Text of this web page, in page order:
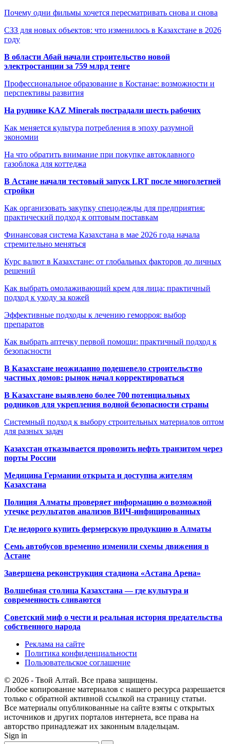
Почему одни фильмы хочется пересматривать снова и снова
СЗЗ для новых объектов: что изменилось в Казахстане в 2026
году
В области Абай начали строительство новой
электростанции за 759 млрд тенге
Профессиональное образование в Костанае: возможности и
перспективы развития
На руднике KAZ Minerals пострадали шесть рабочих
Как меняется культура потребления в эпоху разумной
экономии
На что обратить внимание при покупке автоклавного
газоблока для коттеджа
В Астане начали тестовый запуск LRT после многолетней
стройки
Как организовать закупку спецодежды для предприятия:
практический подход к оптовым поставкам
Финансовая система Казахстана в мае 2026 года начала
стремительно меняться
Курс валют в Казахстане: от глобальных факторов до личных
решений
Как выбрать омолаживающий крем для лица: практичный
подход к уходу за кожей
Эффективные подходы к лечению геморроя: выбор
препаратов
Как выбрать аптечку первой помощи: практичный подход к
безопасности
В Казахстане неожиданно подешевело строительство
частных домов: рынок начал корректироваться
В Казахстане выявлено более 700 потенциальных
родников для укрепления водной безопасности страны
Системный подход к выбору строительных материалов оптом
для разных задач
Казахстан отказывается провозить нефть транзитом через
порты России
Медицина Германии открыта и доступна жителям
Казахстана
Полиция Алматы проверяет информацию о возможной
утечке результатов анализов ВИЧ-инфицированных
Где недорого купить фермерскую продукцию в Алматы
Семь автобусов временно изменили схемы движения в
Астане
Завершена реконструкция стадиона «Астана Арена»
Волшебная столица Казахстана — где культура и
современность сливаются
Советский миф о чести и реальная история предательства
собственного народа
Реклама на сайте
Политика конфиденциальности
Пользовательское соглашение
© 2026 - Твой Алтай. Все права защищены.
Любое копирование материалов с нашего ресурса разрешается
только с обратной активной ссылкой на страницу статьи.
Все материалы опубликованные на сайте взяты с открытых
источников и других порталов интернета, все права на
авторство принадлежат их законным владельцам.
Sign in